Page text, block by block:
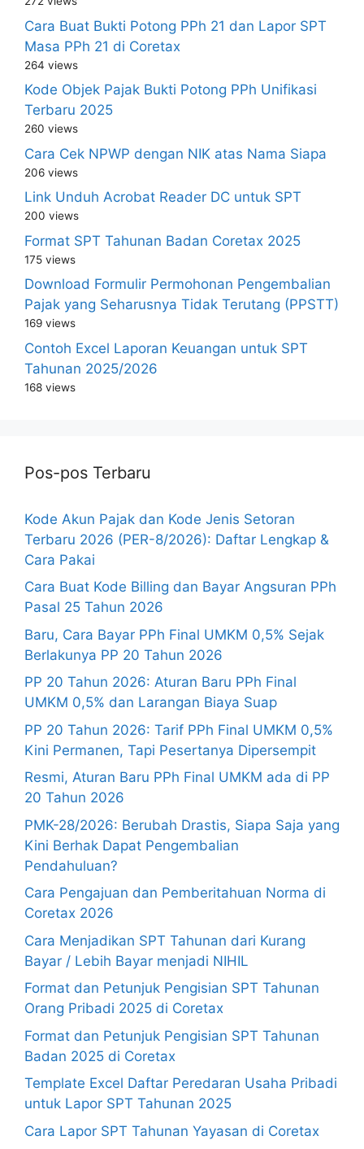
Cara Buat Bukti Potong PPh 21 dan Lapor SPT
Masa PPh 21 di Coretax
264 views
Kode Objek Pajak Bukti Potong PPh Unifikasi
Terbaru 2025
260 views
Cara Cek NPWP dengan NIK atas Nama Siapa
206 views
Link Unduh Acrobat Reader DC untuk SPT
200 views
Format SPT Tahunan Badan Coretax 2025
175 views
Download Formulir Permohonan Pengembalian
Pajak yang Seharusnya Tidak Terutang (PPSTT)
169 views
Contoh Excel Laporan Keuangan untuk SPT
Tahunan 2025/2026
168 views
Pos-pos Terbaru
Kode Akun Pajak dan Kode Jenis Setoran
Terbaru 2026 (PER-8/2026): Daftar Lengkap &
Cara Pakai
Cara Buat Kode Billing dan Bayar Angsuran PPh
Pasal 25 Tahun 2026
Baru, Cara Bayar PPh Final UMKM 0,5% Sejak
Berlakunya PP 20 Tahun 2026
PP 20 Tahun 2026: Aturan Baru PPh Final
UMKM 0,5% dan Larangan Biaya Suap
PP 20 Tahun 2026: Tarif PPh Final UMKM 0,5%
Kini Permanen, Tapi Pesertanya Dipersempit
Resmi, Aturan Baru PPh Final UMKM ada di PP
20 Tahun 2026
PMK-28/2026: Berubah Drastis, Siapa Saja yang
Kini Berhak Dapat Pengembalian
Pendahuluan?
Cara Pengajuan dan Pemberitahuan Norma di
Coretax 2026
Cara Menjadikan SPT Tahunan dari Kurang
Bayar / Lebih Bayar menjadi NIHIL
Format dan Petunjuk Pengisian SPT Tahunan
Orang Pribadi 2025 di Coretax
Format dan Petunjuk Pengisian SPT Tahunan
Badan 2025 di Coretax
Template Excel Daftar Peredaran Usaha Pribadi
untuk Lapor SPT Tahunan 2025
Cara Lapor SPT Tahunan Yayasan di Coretax